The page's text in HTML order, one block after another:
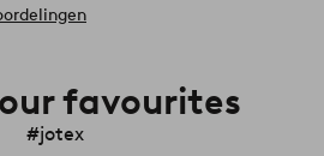
favourites
#jotex